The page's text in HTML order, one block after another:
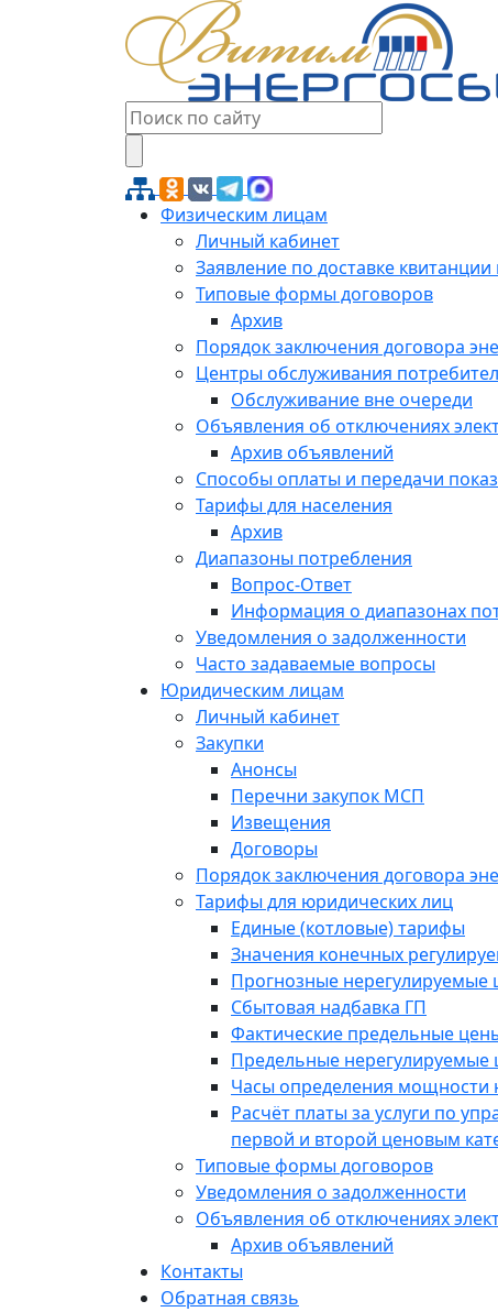
Физическим лицам
Личный кабинет
Заявление по доставке
Типовые формы договоров
Архив
Порядок заключения договора
Центры обслуживания
Обслуживание вне очереди
Объявления об отключениях
Архив объявлений
Способы оплаты и передачи
Тарифы для населения
Архив
Диапазоны потребления
Вопрос-Ответ
Информация о диапазонах
Уведомления о задолженности
Часто задаваемые вопросы
Юридическим лицам
Личный кабинет
Закупки
Анонсы
Перечни закупок МСП
Извещения
Договоры
Порядок заключения договора
Тарифы для юридических лиц
Единые (котловые) тарифы
Значения конечных
Прогнозные нерегулируемые
Сбытовая надбавка ГП
Фактические предельные
Предельные нерегулируемые
Часы определения мощности
Расчёт платы за услуги по
первой и второй ценовым
Типовые формы договоров
Уведомления о задолженности
Объявления об отключениях
Архив объявлений
Контакты
Обратная связь